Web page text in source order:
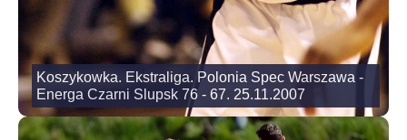
Koszykowka. Ekstraliga. Polonia Spec Warszawa -
Energa Czarni Slupsk 76 - 67. 25.11.2007